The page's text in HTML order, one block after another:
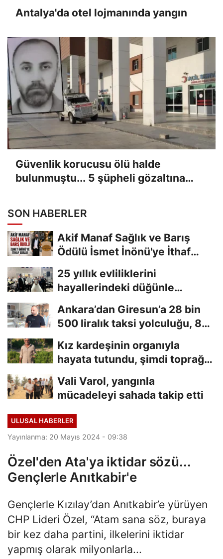
Antalya'da otel lojmanında yangın
Güvenlik korucusu ölü halde
bulunmuştu... 5 şüpheli gözaltına
SON HABERLER
Akif Manaf Sağlık ve Barış
Ödülü İsmet İnönü'ye İthaf
25 yıllık evliliklerini
hayallerindeki düğünle
Ankara’dan Giresun’a 28 bin
500 liralık taksi yolculuğu, 8
Kız kardeşinin organıyla
hayata tutundu, şimdi toprağa
Vali Varol, yangınla
mücadeleyi sahada takip etti
ULUSAL HABERLER
Yayınlanma: 20 Mayıs 2024 - 09:38
Özel'den Ata'ya iktidar sözü...
Gençlerle Anıtkabir'e
Gençlerle Kızılay’dan Anıtkabir’e yürüyen
CHP Lideri Özel, “Atam sana söz, buraya
bir kez daha partini, ilkelerini iktidar
yapmış olarak milyonlarla...